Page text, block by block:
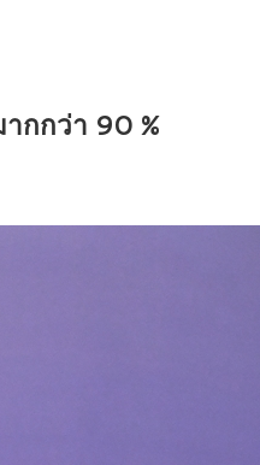
ยภาพ
อตใหญ่จากเยอรมนี
กกว่า 90 %